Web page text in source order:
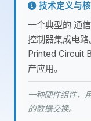
技术定义与
一个典型的 通
控制器集成电
Printed Circuit
产应用。
一种硬件组件，
的数据交换。